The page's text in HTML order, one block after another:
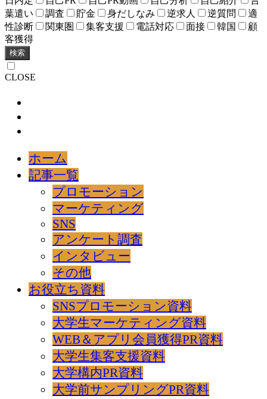
葉遣い
調査 貯金 身だしなみ 逆求人 逆質問
適
性診断
関東圏 集客支援 電話対応 面接 韓国
顧
客獲得
検索
CLOSE
ホーム
記事一覧
プロモーション
マーケティング
SNS
アンケート調査
インタビュー
その他
お役立ち資料
SNSプロモーション資料
大学生マーケティング資料
WEB＆アプリ会員獲得PR資料
大学生集客支援資料
大学構内PR資料
大学前サンプリングPR資料